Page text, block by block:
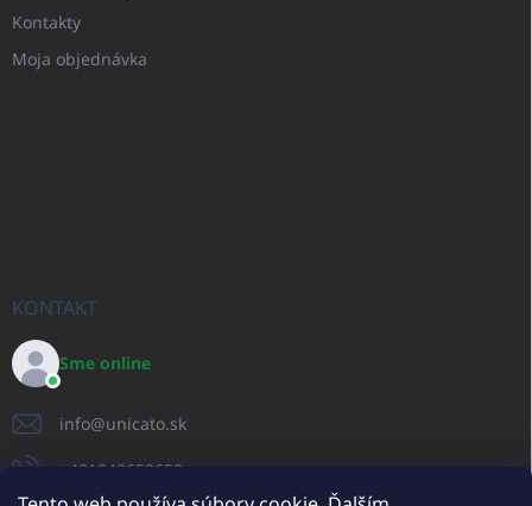
Kontakty
Moja objednávka
KONTAKT
Sme online
info@unicato.sk
+421940652650